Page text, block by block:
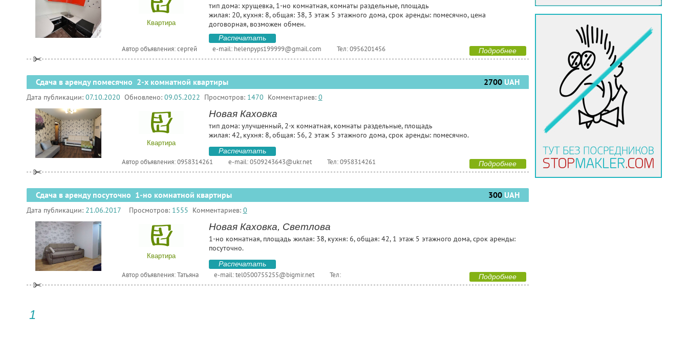
Квартира
тип дома: хрущевка, 1-но комнатная, комнаты раздельные, площадь
жилая: 20, кухня: 8, общая: 38, 3 этаж 5 этажного дома, срок аренды: помесячно, цена
договорная, возможен обмен.
Распечатать
Автор объявления: сергей e-mail: helenpyps199999@gmail.com Тел: 0956201456 Подробнее
Сдача в аренду помесячно 2-х комнатной квартиры 2700UAH
Дата публикации: 07.10.2020 Обновлено: 09.05.2022 Просмотров: 1470 Комментариев: 0
Квартира
Новая Каховка
тип дома: улучшенный, 2-х комнатная, комнаты раздельные, площадь
жилая: 42, кухня: 8, общая: 56, 2 этаж 5 этажного дома, срок аренды: помесячно.
Распечатать
Автор объявления: 0958314261 e-mail:0509243643@ukr.net Тел: 0958314261 Подробнее
Сдача в аренду посуточно 1-но комнатной квартиры 300UAH
Дата публикации: 21.06.2017 Просмотров: 1555 Комментариев: 0
Квартира
Новая Каховка, Светлова
1-но комнатная, площадь жилая: 38, кухня: 6, общая: 42, 1 этаж 5 этажного дома, срок аренды:
посуточно.
Распечатать
Автор объявления: Татьяна e-mail:tel0500755255@bigmir.net Тел: Подробнее
1